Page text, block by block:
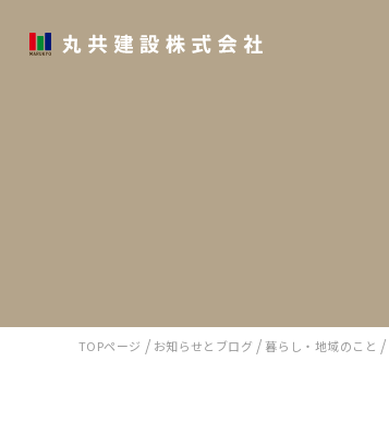
TOPページ / お知らせとブログ / 暮らし・地域のこと /